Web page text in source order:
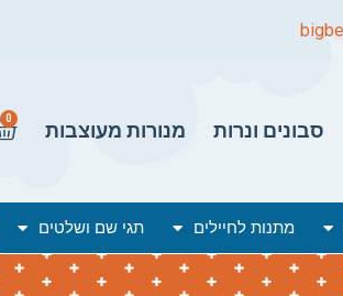
סבונים ונרות מנורות מעוצבות
0
מתנות לחיילים תגי שם ושלטים